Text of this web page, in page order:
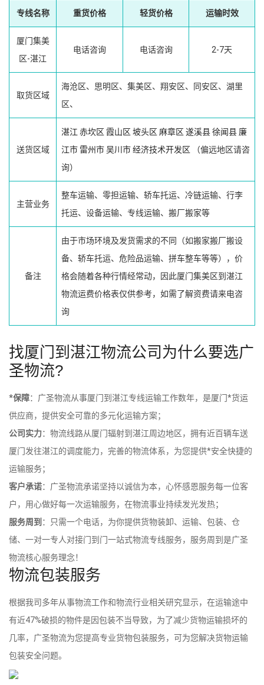
专线名称 重货价格 轻货价格 运输时效
厦门集美
区-湛江
电话咨询 电话咨询 2-7天
取货区域
海沧区、思明区、集美区、翔安区、同安区、湖里
区、
送货区域
湛江 赤坎区 霞山区 坡头区 麻章区 遂溪县徐闻县 廉
江市 雷州市吴川市经济技术开发区 （偏远地区请咨
询）
主营业务
整车运输、零担运输、轿车托运、冷链运输、行李
托运、设备运输、专线运输、搬厂搬家等
备注
由于市场环境及发货需求的不同（如搬家搬厂搬设
备、轿车托运、危险品运输、拼车整车等等），价
格会随着各种行情经常动，因此厦门集美区到湛江
物流运费价格表仅供参考，如需了解资费请来电咨
询
找厦门到湛江物流公司为什么要选广
圣物流?
*保障：广圣物流从事厦门到湛江专线运输工作数年，是厦门*货运
供应商，提供安全可靠的多元化运输方案；
公司实力：物流线路从厦门辐射到湛江周边地区，拥有近百辆车送
厦门发往湛江的调度能力，完善的物流体系，为您提供*安全快捷的
运输服务；
客户承诺：广圣物流承诺坚持以诚信为本，心怀感恩服务每一位客
户，用心做好每一次运输服务，在物流事业持续发光发热；
服务周到 ：只需一个电话，为你提供货物装卸、运输、包装、仓
储、一对一专人对接门到门一站式物流专线服务，服务周到是广圣
物流核心服务理念！
物流包装服务
根据我司多年从事物流工作和物流行业相关研究显示，在运输途中
有近47%破损的物件是因包装不当导致，为了减少货物运输损坏的
几率，广圣物流为您提高专业货物包装服务，可为您解决货物运输
包装安全问题。